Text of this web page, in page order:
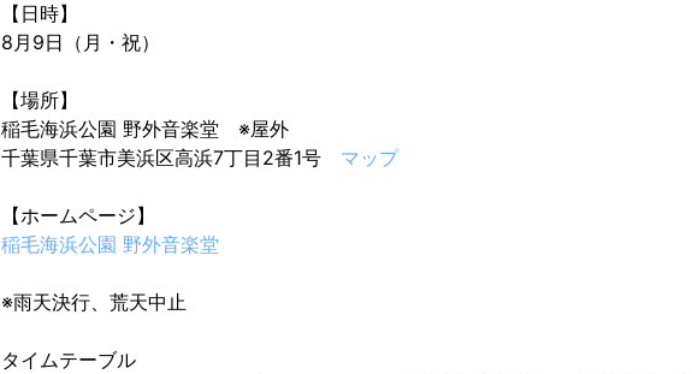
【日時】
8月9日（月・祝）
【場所】
稲毛海浜公園 野外音楽堂 ※屋外
千葉県千葉市美浜区高浜7丁目2番1号 マップ
【ホームページ】
稲毛海浜公園 野外音楽堂
※雨天決行、荒天中止
タイムテーブル